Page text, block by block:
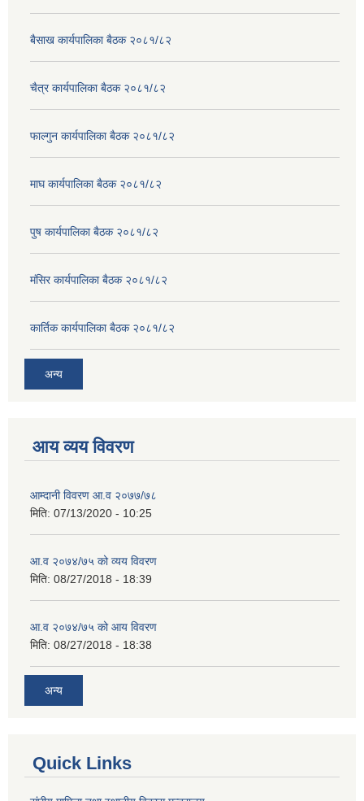
बैसाख कार्यपालिका बैठक २०८१/८२
चैत्र कार्यपालिका बैठक २०८१/८२
फाल्गुन कार्यपालिका बैठक २०८१/८२
माघ कार्यपालिका बैठक २०८१/८२
पुष कार्यपालिका बैठक २०८१/८२
मंसिर कार्यपालिका बैठक २०८१/८२
कार्तिक कार्यपालिका बैठक २०८१/८२
अन्य
आय व्यय विवरण
आम्दानी विवरण आ.व २०७७/७८
मिति: 07/13/2020 - 10:25
आ.व २०७४/७५ को व्यय विवरण
मिति: 08/27/2018 - 18:39
आ.व २०७४/७५ को आय विवरण
मिति: 08/27/2018 - 18:38
अन्य
Quick Links